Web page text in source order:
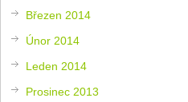
Březen 2014
Únor 2014
Leden 2014
Prosinec 2013